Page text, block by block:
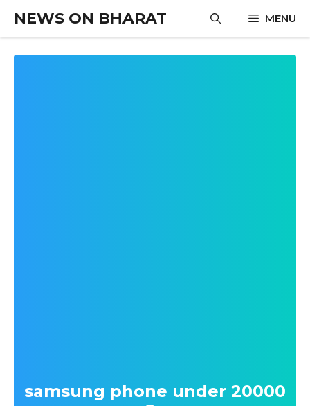
content
NEWS ON BHARAT MENU
samsung phone under 20000